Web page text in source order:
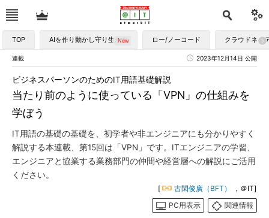
TOP AIを作り動かし守り生かす ロー/ノーコード クラウドネイ
連載 2023年12月14日 公開
当たり前のように使っている「VPN」の仕組みを
学ぼう
ビジネスパーソンのためのIT用語基礎解説
IT用語の基礎の基礎を、初学者や非エンジニアにも分かりやすく
解説する本連載、第15回は「VPN」です。ITエンジニアの学習、
エンジニアと協業する業務部門の仲間や経営層への解説にご活用
ください。
[ 古閑俊廣（BFT）
，＠IT]
PC用表示
関連情報